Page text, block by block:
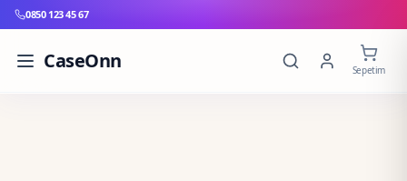
0850 123 45 67
CaseOnn Sepetim